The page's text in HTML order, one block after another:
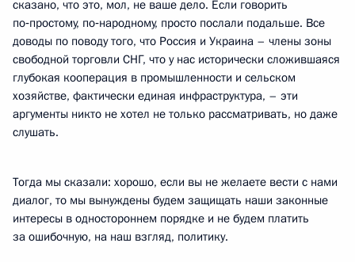
сказано, что это, мол, не ваше дело. Если говорить
по‑простому, по‑народному, просто послали подальше. Все
доводы по поводу того, что Россия и Украина – члены зоны
свободной торговли СНГ, что у нас исторически сложившаяся
глубокая кооперация в промышленности и сельском
хозяйстве, фактически единая инфраструктура, – эти
аргументы никто не хотел не только рассматривать, но даже
слушать.
Тогда мы сказали: хорошо, если вы не желаете вести с нами
диалог, то мы вынуждены будем защищать наши законные
интересы в одностороннем порядке и не будем платить
за ошибочную, на наш взгляд, политику.